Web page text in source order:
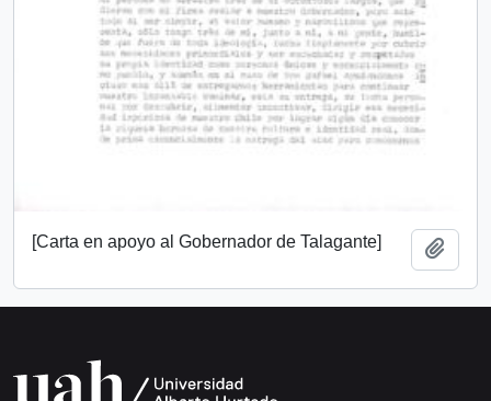
[Carta en apoyo al Gobernador de Talagante]